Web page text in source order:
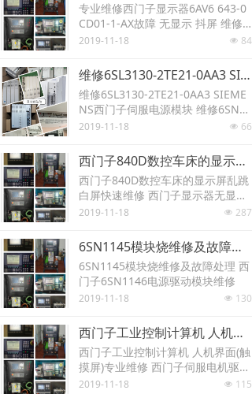
专业维修西门子显示器6AV6 643-0
CD01-1-AX故障 无显示 抖屏 维修6
SN1123-1AB00-0CA1 Siemens西
넶 84
2019-11-18
维修6SL3130-2TE21-0AA3 SIEMENS西门子伺服电源模块 维修6SN1123-1AB00-0CA1 Siemens西门子伺服驱动器 电源模块
维修6SL3130-2TE21-0AA3 SIEME
NS西门子伺服电源模块 维修6SN11
23-1AB00-0CA1 Siemens西门子伺
넶 66
2019-11-18
西门子840D数控车床的显示屏乱跳白屏快速维修 西门子显示器无显示故障维修 当天修复 可测试维修
西门子840D数控车床的显示屏乱跳
白屏快速维修 西门子显示器无显示
故障维修 当天修复 可测试维修넶 287
2019-11-18
6SN1145模块烧维修及故障处理 西门子6SN1146电源驱动模块维修
6SN1145模块烧维修及故障处理 西
门子6SN1146电源驱动模块维修
넶 130
2019-11-18
西门子工业控制计算机 人机界面(触摸屏)专业维修 西门子伺服电机驱动器维修 西门子主轴电机电源模块维修
西门子工业控制计算机 人机界面(触
摸屏)专业维修 西门子伺服电机驱动
器维修 西门子主轴电机电源模块维
넶 115
2019-11-18